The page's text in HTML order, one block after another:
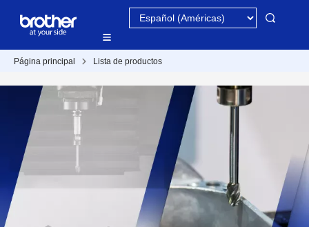
Página principal Lista de productos